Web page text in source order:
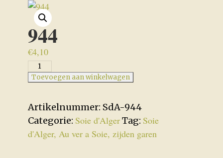
944
€4,10
944
aantal
Toevoegen aan winkelwagen
Artikelnummer: SdA-944
Categorie: Soie d'AlgerTag: Soie
d'Alger, Au ver a Soie, zijden garen